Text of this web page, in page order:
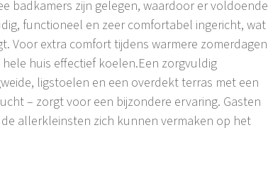
badkamers zijn gelegen, waardoor er voldoende
functioneel en zeer comfortabel ingericht, wat
Voor extra comfort tijdens warmere zomerdagen
huis effectief koelen.Een zorgvuldig
ligstoelen en een overdekt terras met een
– zorgt voor een bijzondere ervaring. Gasten
allerkleinsten zich kunnen vermaken op het
stadjes zoals Gračišće, Pazin, Motovun en
natuurschoon waar Centraal-Istria bekend om